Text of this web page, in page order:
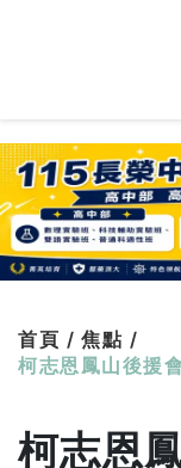
首頁 / 焦點 /
柯志恩鳳山後援
柯志恩